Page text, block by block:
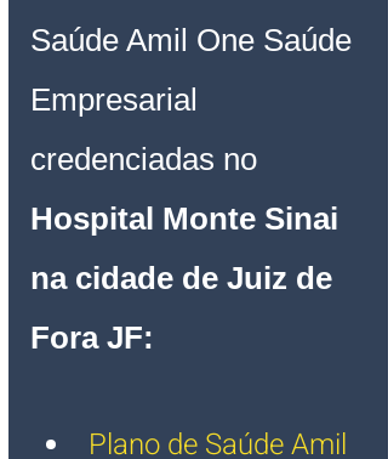
Saúde Amil One Saúde
Empresarial
credenciadas no
Hospital Monte Sinai
na cidade de Juiz de
Fora JF:
Plano de Saúde Amil